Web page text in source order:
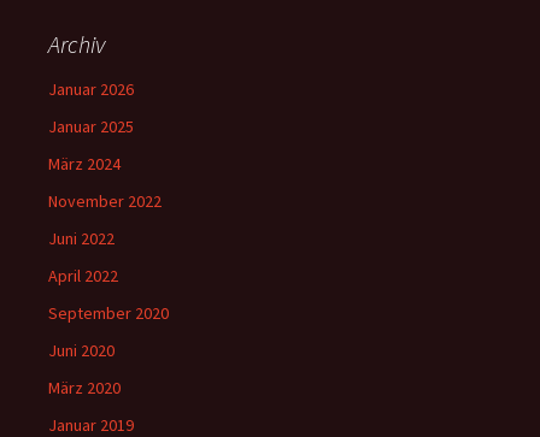
Archiv
Januar 2026
Januar 2025
März 2024
November 2022
Juni 2022
April 2022
September 2020
Juni 2020
März 2020
Januar 2019